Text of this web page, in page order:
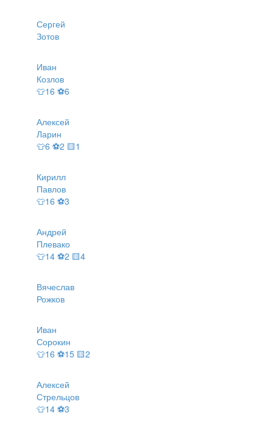
Сергей
Зотов
Иван
Козлов
👕16 ⚽6
Алексей
Ларин
👕6 ⚽2 🟨1
Кирилл
Павлов
👕16 ⚽3
Андрей
Плевако
👕14 ⚽2 🟨4
Вячеслав
Рожков
Иван
Сорокин
👕16 ⚽15 🟨2
Алексей
Стрельцов
👕14 ⚽3